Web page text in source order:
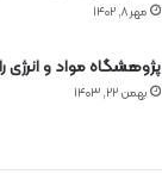
مهر ۸, ۱۴۰۲
پژوهشگاه مواد و انرژی
بهمن ۲۲, ۱۴۰۳